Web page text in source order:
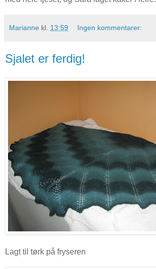
Marianne kl. 13:59 Ingen kommentarer:
Sjalet er ferdig!
Lagt til tørk på fryseren